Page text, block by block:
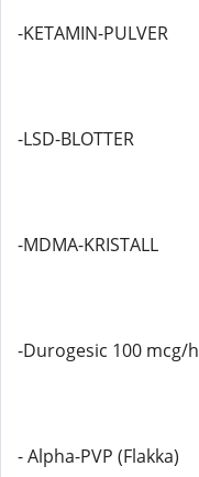
-KETAMIN-PULVER
-LSD-BLOTTER
-MDMA-KRISTALL
-Durogesic 100 mcg/h
- Alpha-PVP (Flakka)